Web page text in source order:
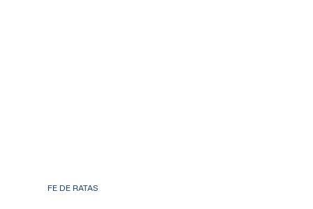
FE DE RATAS